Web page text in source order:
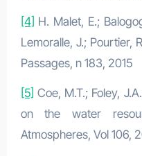
[4] H. Malet, E.;
Lemoralle, J.; Pourtier,
Passages, n 183, 2015
[5] Coe, M.T.; Foley,
on the water
Atmospheres, Vol 106,